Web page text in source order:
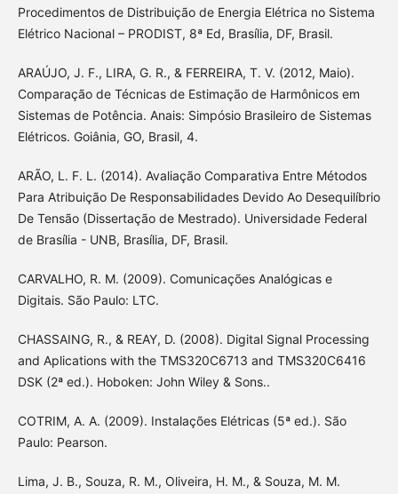
Procedimentos de Distribuição de Energia Elétrica no Sistema
Elétrico Nacional – PRODIST, 8ª Ed, Brasília, DF, Brasil.
ARAÚJO, J. F., LIRA, G. R., & FERREIRA, T. V. (2012, Maio).
Comparação de Técnicas de Estimação de Harmônicos em
Sistemas de Potência. Anais: Simpósio Brasileiro de Sistemas
Elétricos. Goiânia, GO, Brasil, 4.
ARÃO, L. F. L. (2014). Avaliação Comparativa Entre Métodos
Para Atribuição De Responsabilidades Devido Ao Desequilíbrio
De Tensão (Dissertação de Mestrado). Universidade Federal
de Brasília - UNB, Brasília, DF, Brasil.
CARVALHO, R. M. (2009). Comunicações Analógicas e
Digitais. São Paulo: LTC.
CHASSAING, R., & REAY, D. (2008). Digital Signal Processing
and Aplications with the TMS320C6713 and TMS320C6416
DSK (2ª ed.). Hoboken: John Wiley & Sons..
COTRIM, A. A. (2009). Instalações Elétricas (5ª ed.). São
Paulo: Pearson.
Lima, J. B., Souza, R. M., Oliveira, H. M., & Souza, M. M.